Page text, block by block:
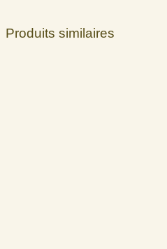
Produits similaires